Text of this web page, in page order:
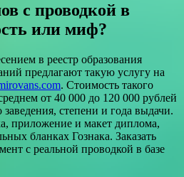
с проводкой в
или миф?
в реестр образования
предлагают такую услугу на
. Стоимость такого
от 40 000 до 120 000 рублей
степени и года выдачи.
приложение и макет диплома,
бланках Гознака. Заказать
с реальной проводкой в базе